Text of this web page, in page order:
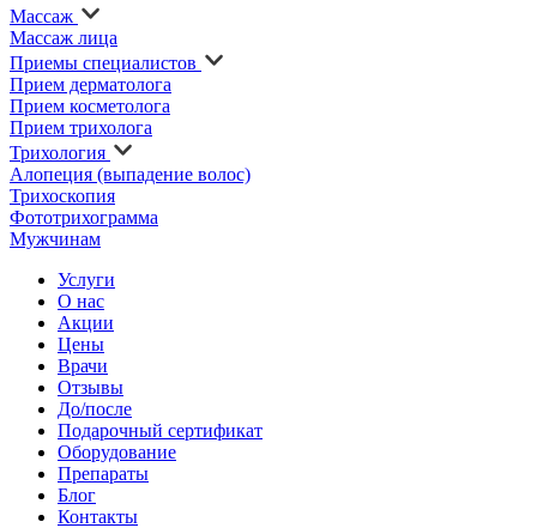
Массаж
Массаж лица
Приемы специалистов
Прием дерматолога
Прием косметолога
Прием трихолога
Трихология
Алопеция (выпадение волос)
Трихоскопия
Фототрихограмма
Мужчинам
Услуги
О нас
Акции
Цены
Врачи
Отзывы
До/после
Подарочный сертификат
Оборудование
Препараты
Блог
Контакты